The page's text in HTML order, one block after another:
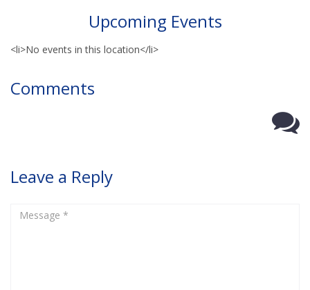
Upcoming Events
<li>No events in this location</li>
Comments
Leave a Reply